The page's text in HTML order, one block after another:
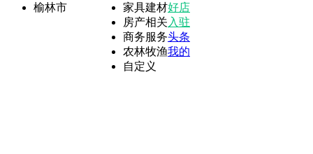
榆林市
家具建材
房产相关
商务服务
农林牧渔
自定义
好店
入驻
头条
我的